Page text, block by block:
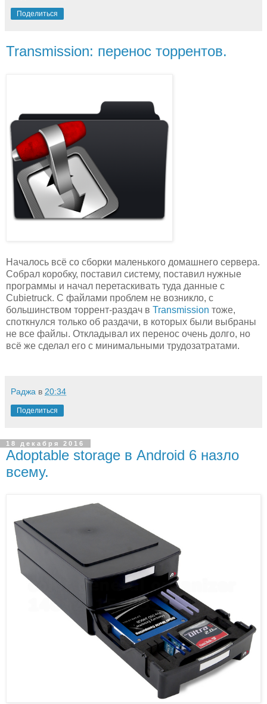
Поделиться
Transmission: перенос торрентов.
Началось всё со сборки маленького домашнего сервера.
Собрал коробку, поставил систему, поставил нужные
программы и начал перетаскивать туда данные с
Cubietruck. С файлами проблем не возникло, с
большинством торрент-раздач в Transmission тоже,
споткнулся только об раздачи, в которых были выбраны
не все файлы. Откладывал их перенос очень долго, но
всё же сделал его с минимальными трудозатратами.
Раджа в 20:34
Поделиться
18 декабря 2016
Adoptable storage в Android 6 назло
всему.